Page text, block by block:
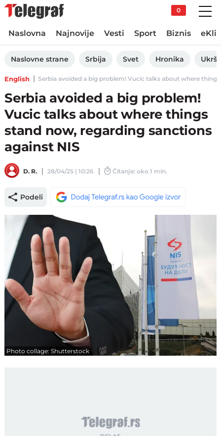
0
Naslovna Najnovije Vesti Sport Biznis
Naslovne strane Srbija Svet Hronika
English Serbia avoided a big problem! Vucic talks about where
Serbia avoided a big problem!
Vucic talks about where things
stand now, regarding sanctions
against NIS
D. R. 28/04/25 | 10:26 Čitanje: oko 1 min.
Podeli
Photo collage: Shutterstock